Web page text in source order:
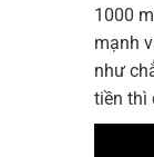
1000
mạnh
như
tiền thì